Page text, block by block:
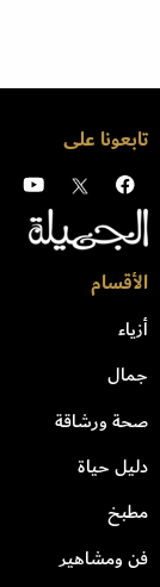
تابعونا على
الأقسام
أزياء
جمال
صحة ورشاقة
دليل حياة
مطبخ
فن ومشاهير